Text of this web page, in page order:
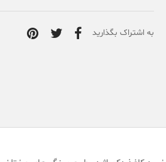
به اشتراک بگذارید